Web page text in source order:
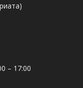
– 17:00